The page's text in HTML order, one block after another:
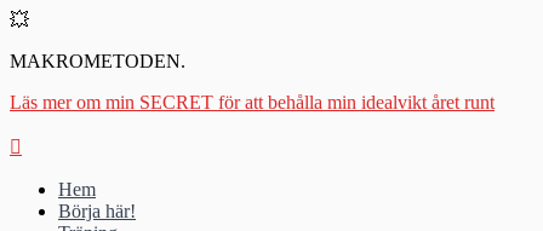
💥
MAKROMETODEN.
Läs mer om min SECRET för att behålla min idealvikt året runt
Hem
Börja här!